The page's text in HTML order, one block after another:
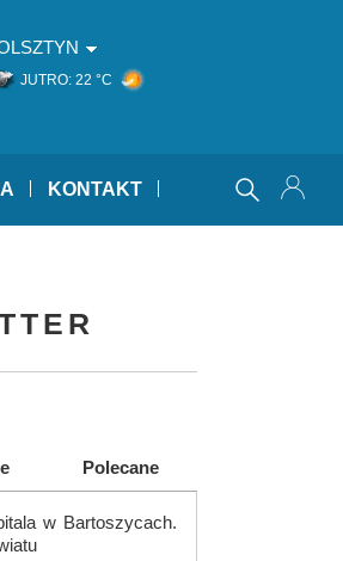
JUTRO: 22 °C
KONTAKT
Polecane
w Bartoszycach.